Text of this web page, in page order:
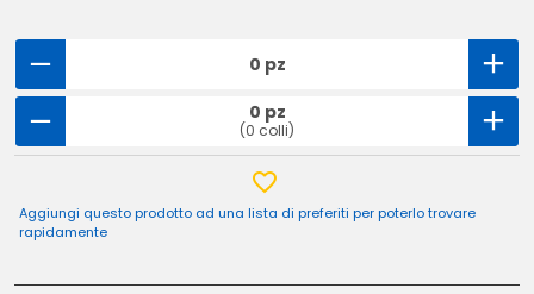
0 pz
0 pz
(0 colli)
Aggiungi questo prodotto ad una lista di preferiti per poterlo trovare
rapidamente